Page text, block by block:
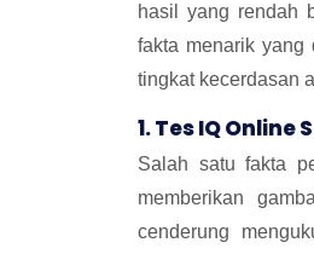
hasil yang rendah
fakta menarik yang
tingkat kecerdasan
1. Tes IQ
Salah satu fakta
memberikan
cenderung